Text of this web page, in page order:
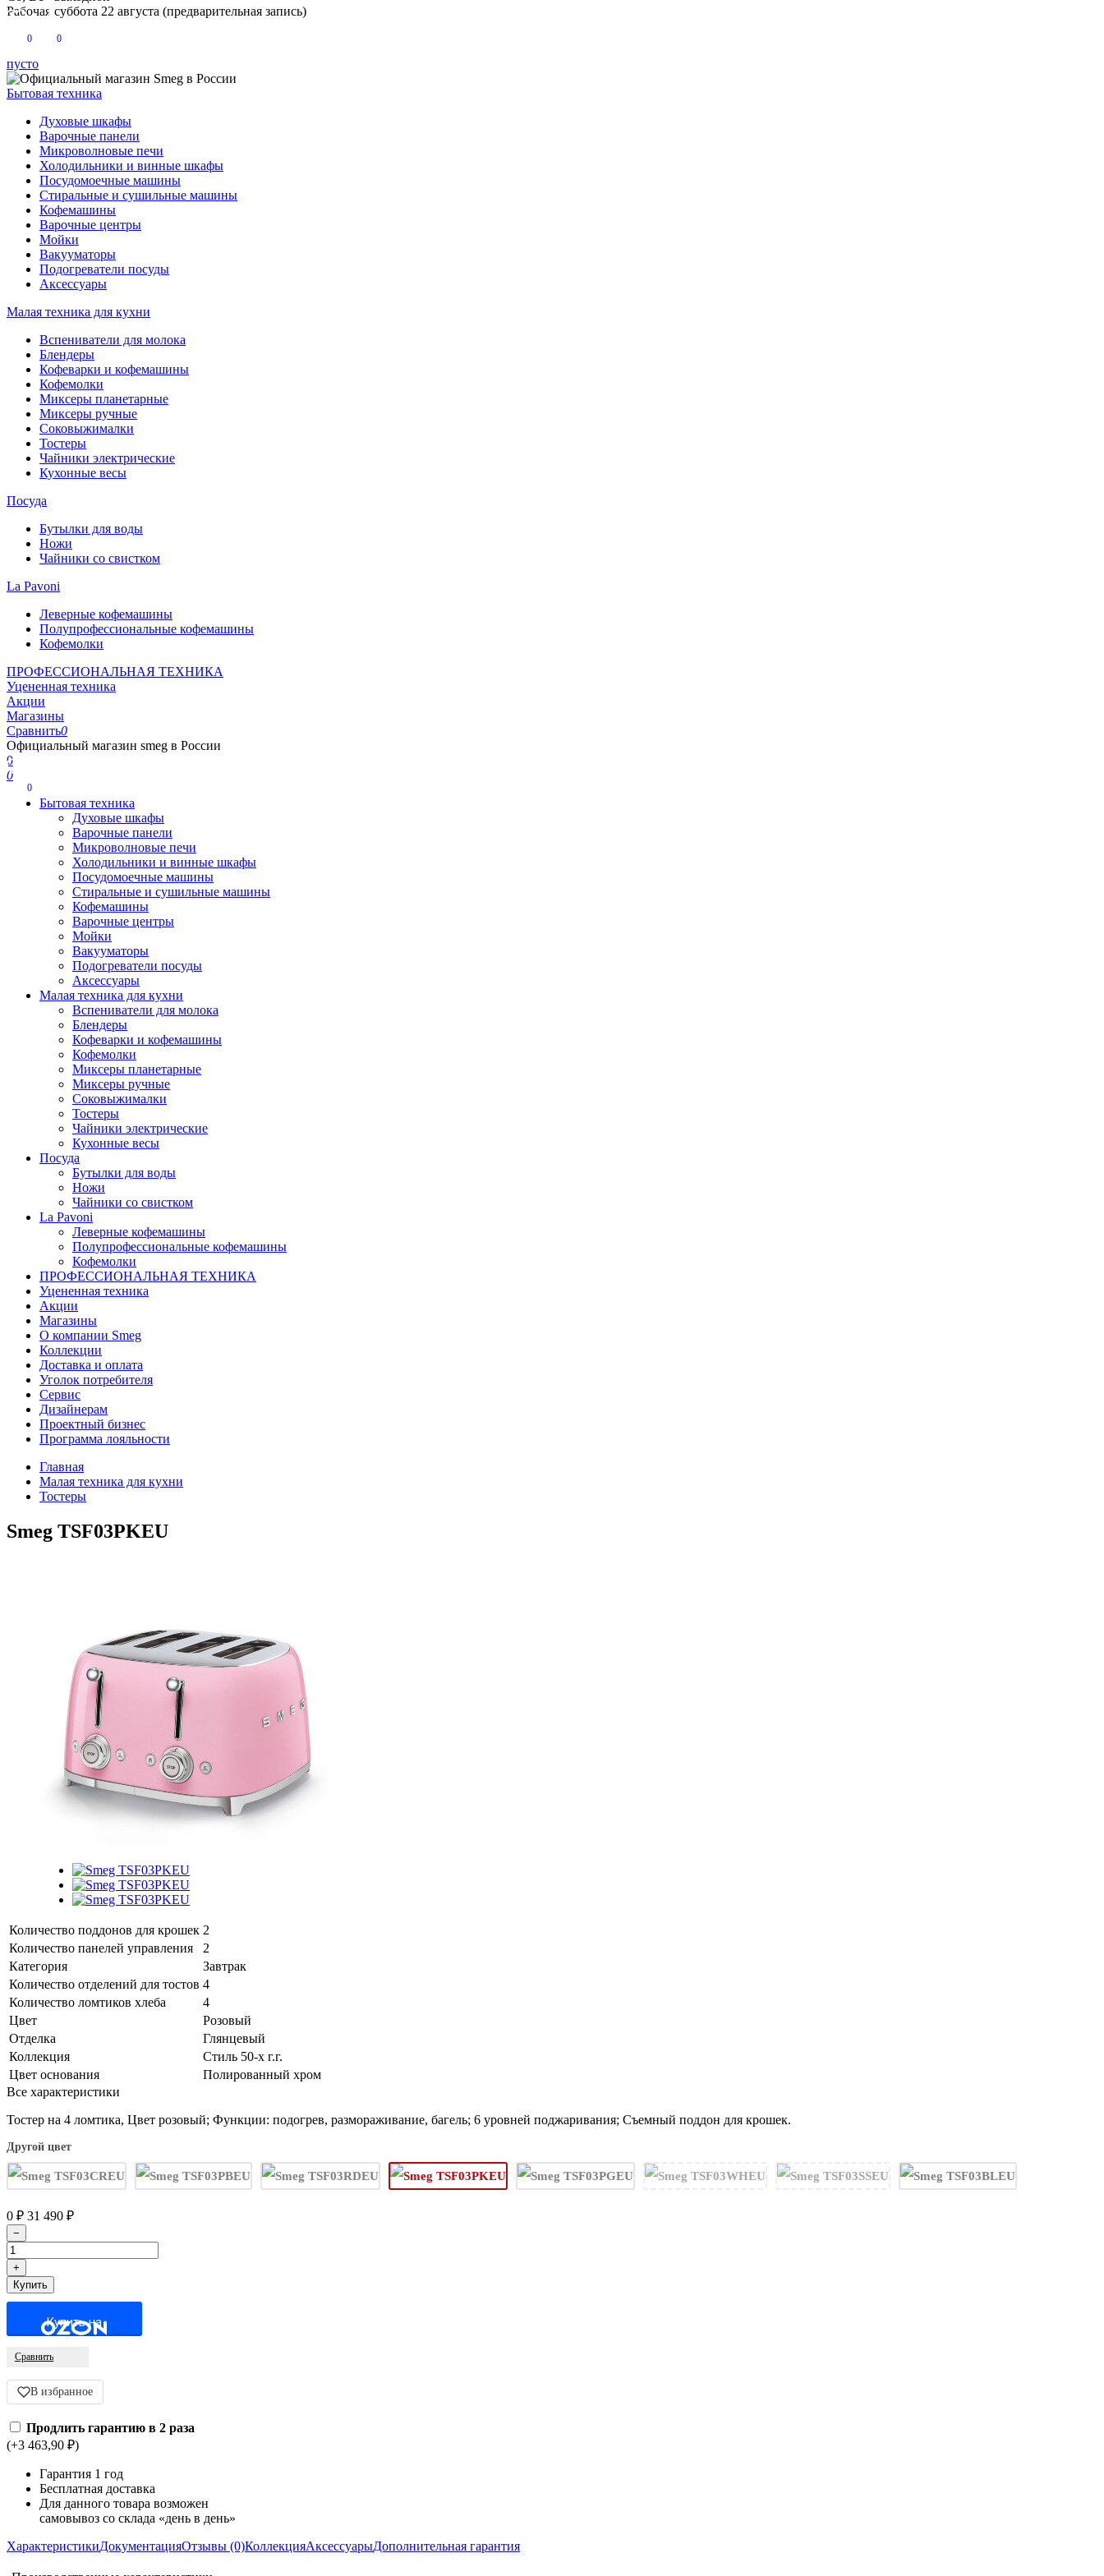
Рабочая суббота 22 августа (предварительная запись)
0 0
пусто
Бытовая техника
Духовые шкафы
Варочные панели
Микроволновые печи
Холодильники и винные шкафы
Посудомоечные машины
Стиральные и сушильные машины
Кофемашины
Варочные центры
Мойки
Вакууматоры
Подогреватели посуды
Аксессуары
Малая техника для кухни
Вспениватели для молока
Блендеры
Кофеварки и кофемашины
Кофемолки
Миксеры планетарные
Миксеры ручные
Соковыжималки
Тостеры
Чайники электрические
Кухонные весы
Посуда
Бутылки для воды
Ножи
Чайники со свистком
La Pavoni
Леверные кофемашины
Полупрофессиональные кофемашины
Кофемолки
ПРОФЕССИОНАЛЬНАЯ ТЕХНИКА
Уцененная техника
Акции
Магазины
Сравнить0
Официальный магазин smeg в России
0
0
0
Бытовая техника
Духовые шкафы
Варочные панели
Микроволновые печи
Холодильники и винные шкафы
Посудомоечные машины
Стиральные и сушильные машины
Кофемашины
Варочные центры
Мойки
Вакууматоры
Подогреватели посуды
Аксессуары
Малая техника для кухни
Вспениватели для молока
Блендеры
Кофеварки и кофемашины
Кофемолки
Миксеры планетарные
Миксеры ручные
Соковыжималки
Тостеры
Чайники электрические
Кухонные весы
Посуда
Бутылки для воды
Ножи
Чайники со свистком
La Pavoni
Леверные кофемашины
Полупрофессиональные кофемашины
Кофемолки
ПРОФЕССИОНАЛЬНАЯ ТЕХНИКА
Уцененная техника
Акции
Магазины
О компании Smeg
Коллекции
Доставка и оплата
Уголок потребителя
Сервис
Дизайнерам
Проектный бизнес
Программа лояльности
Главная
Малая техника для кухни
Тостеры
Smeg TSF03PKEU
Количество поддонов для крошек 2
Количество панелей управления
2
Категория
Завтрак
Количество отделений для тостов 4
Количество ломтиков хлеба
4
Цвет
Розовый
Отделка
Глянцевый
Коллекция
Стиль 50-х г.г.
Цвет основания
Полированный хром
Все характеристики
Тостер на 4 ломтика, Цвет розовый; Функции: подогрев, размораживание, багель; 6 уровней поджаривания; Съемный поддон для крошек.
Другой цвет
0 ₽ 31 490 ₽
Купить на
Сравнить
В избранное
Продлить гарантию в 2 раза
(+3 463,90 ₽)
Гарантия 1 год
Бесплатная доставка
Для данного товара возможен
самовывоз со склада «день в день»
ХарактеристикиДокументацияОтзывы (0)КоллекцияАксессуарыДополнительная гарантия